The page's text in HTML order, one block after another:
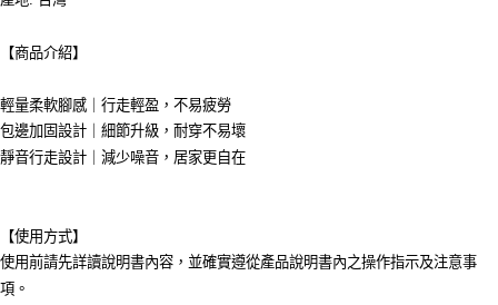
【商品介紹】
輕量柔軟腳感｜行走輕盈，不易疲勞
包邊加固設計｜細節升級，耐穿不易壞
靜音行走設計｜減少噪音，居家更自在
【使用方式】
使用前請先詳讀說明書內容，並確實遵從產品說明書內之操作指示及注意事
項。